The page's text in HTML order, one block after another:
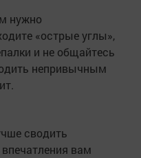
нужно
«острые углы»,
и не общайтесь
непривычным
сводить
вам